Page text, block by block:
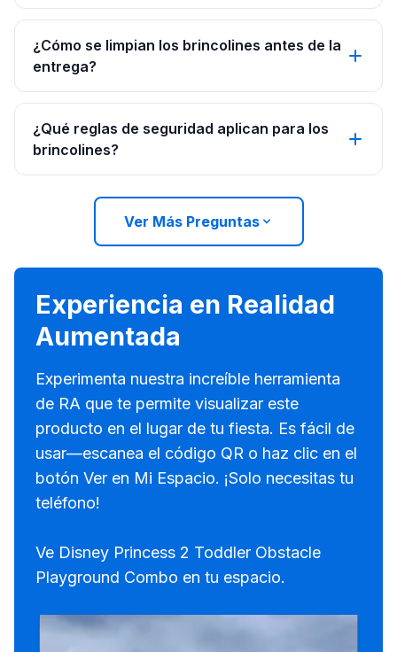
¿Cómo se limpian los brincolines antes de la
entrega?
¿Qué reglas de seguridad aplican para los
brincolines?
Ver Más Preguntas
Experiencia en Realidad
Aumentada
Experimenta nuestra increíble herramienta
de RA que te permite visualizar este
producto en el lugar de tu fiesta. Es fácil de
usar—escanea el código QR o haz clic en el
botón Ver en Mi Espacio. ¡Solo necesitas tu
teléfono!
Ve Disney Princess 2 Toddler Obstacle
Playground Combo en tu espacio.